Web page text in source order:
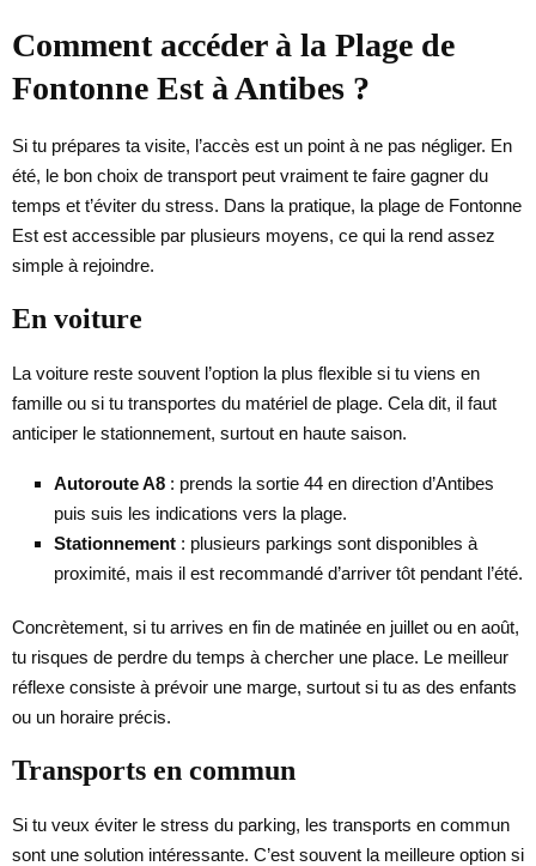
Comment accéder à la Plage de
Fontonne Est à Antibes ?
Si tu prépares ta visite, l’accès est un point à ne pas négliger. En
été, le bon choix de transport peut vraiment te faire gagner du
temps et t’éviter du stress. Dans la pratique, la plage de Fontonne
Est est accessible par plusieurs moyens, ce qui la rend assez
simple à rejoindre.
En voiture
La voiture reste souvent l’option la plus flexible si tu viens en
famille ou si tu transportes du matériel de plage. Cela dit, il faut
anticiper le stationnement, surtout en haute saison.
Autoroute A8 : prends la sortie 44 en direction d’Antibes
puis suis les indications vers la plage.
Stationnement : plusieurs parkings sont disponibles à
proximité, mais il est recommandé d’arriver tôt pendant l’été.
Concrètement, si tu arrives en fin de matinée en juillet ou en août,
tu risques de perdre du temps à chercher une place. Le meilleur
réflexe consiste à prévoir une marge, surtout si tu as des enfants
ou un horaire précis.
Transports en commun
Si tu veux éviter le stress du parking, les transports en commun
sont une solution intéressante. C’est souvent la meilleure option si